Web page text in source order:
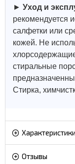
► Уход и
рекомендуется
салфетки или
кожей. Не
стиральные
Стирка,
Характеристики
Отзывы